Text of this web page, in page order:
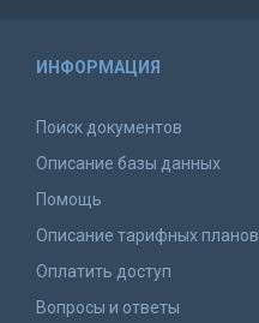
ИНФОРМАЦИЯ
Поиск документов
Описание базы данных
Помощь
Описание тарифных планов
Оплатить доступ
Вопросы и ответы